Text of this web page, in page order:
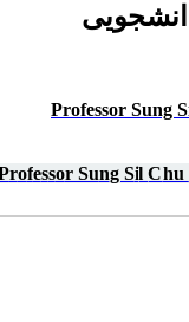
Professor
Professo r Sun g S ilC